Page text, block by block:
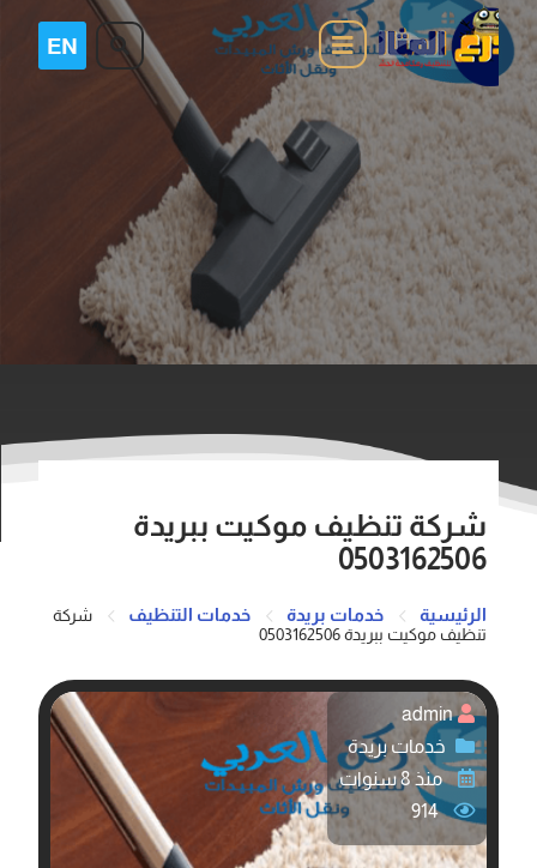
شركة تنظيف موكيت ببريدة
0503162506
الرئيسية خدمات بريدة خدمات التنظيف
شركة
تنظيف موكيت ببريدة 0503162506
admin
خدمات بريدة
منذ 8 سنوات
914